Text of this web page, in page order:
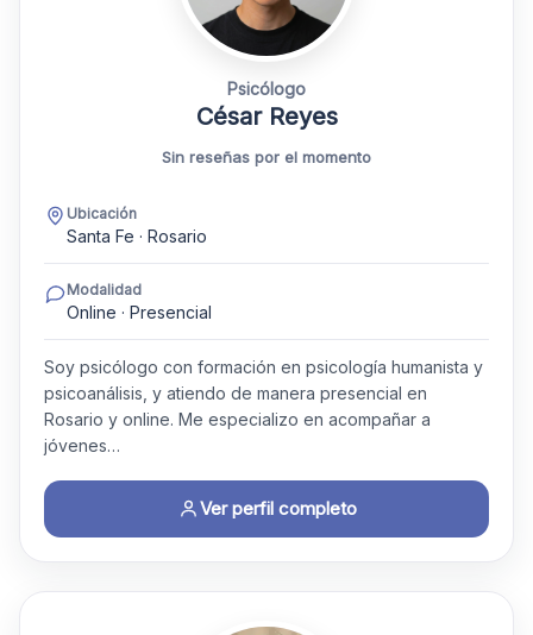
Psicólogo
César Reyes
Sin reseñas por el momento
Ubicación
Santa Fe · Rosario
Modalidad
Online · Presencial
Soy psicólogo con formación en psicología humanista y
psicoanálisis, y atiendo de manera presencial en
Rosario y online. Me especializo en acompañar a
jóvenes…
Ver perfil completo